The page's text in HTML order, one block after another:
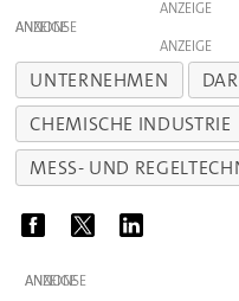
ANZEIGE
ANZEIGE
ANZEIGE
UNTERNEHMEN
CHEMISCHE INDUSTRIE
MESS- UND
ANZEIGE